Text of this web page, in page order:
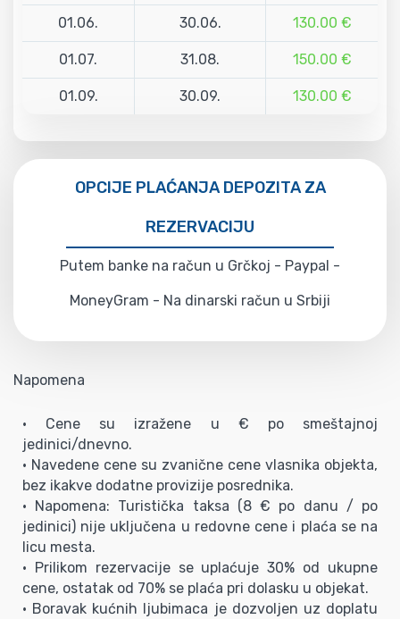
01.06. 30.06. 130.00 €
01.07. 31.08. 150.00 €
01.09. 30.09. 130.00 €
OPCIJE PLAĆANJA DEPOZITA ZA
REZERVACIJU
Putem banke na račun u Grčkoj - Paypal -
MoneyGram - Na dinarski račun u Srbiji
Napomena
• Cene su izražene u € po smeštajnoj
jedinici/dnevno.
• Navedene cene su zvanične cene vlasnika objekta,
bez ikakve dodatne provizije posrednika.
• Napomena: Turistička taksa (8 € po danu / po
jedinici) nije uključena u redovne cene i plaća se na
licu mesta.
• Prilikom rezervacije se uplaćuje 30% od ukupne
cene, ostatak od 70% se plaća pri dolasku u objekat.
• Boravak kućnih ljubimaca je dozvoljen uz doplatu